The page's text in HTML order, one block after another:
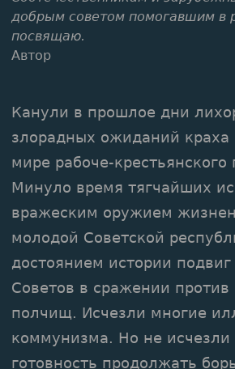
добрым советом помогавшим в
посвящаю.
Автор
Канули в прошлое дни
злорадных ожиданий краха
мире рабоче-крестьянского
Минуло время тягчайших
вражеским оружием
молодой Советской
достоянием истории
Советов в сражении против
полчищ. Исчезли многие
коммунизма. Но не исчезли
готовность продолжать